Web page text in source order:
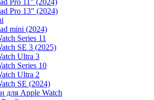
Pro 11" (2024)
Pro 13" (2024)
mini (2024)
Series 11
SE 3 (2025)
Ultra 3
Series 10
Ultra 2
SE (2024)
для Apple Watch